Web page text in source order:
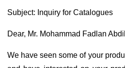
Subject: Inquiry for Catalogues
Dear, Mr. Mohammad Fadlan
We have seen some of your